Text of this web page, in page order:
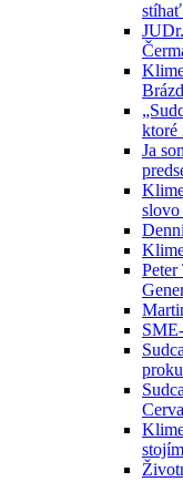
ktoré
Ja
slovo
Peter